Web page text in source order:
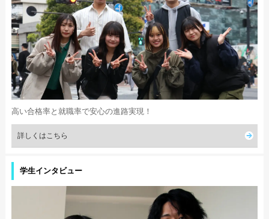
高い合格率と就職率で安心の進路実現！
詳しくはこちら
学生インタビュー